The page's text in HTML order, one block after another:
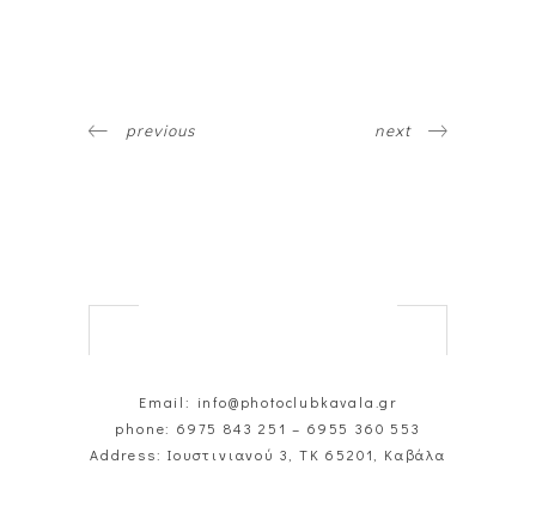
previous next
Email: info@photoclubkavala.gr
phone: 6975 843 251 – 6955 360 553
Address: Ιουστινιανού 3, ΤΚ 65201, Καβάλα